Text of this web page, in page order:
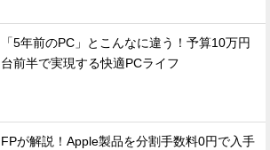
「5年前のPC」とこんなに違う！予算10万円
台前半で実現する快適PCライフ
FPが解説！Apple製品を分割手数料0円で入手